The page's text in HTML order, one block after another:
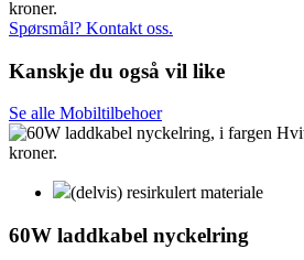
Spørsmål? Kontakt oss.
Kanskje du også vil like
Se alle Mobiltilbehoer
(delvis) resirkulert materiale
60W laddkabel nyckelring